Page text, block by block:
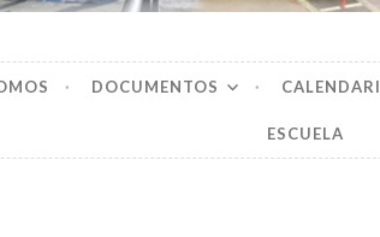
burgalesa
DOCUMENTOS
ESCUELA